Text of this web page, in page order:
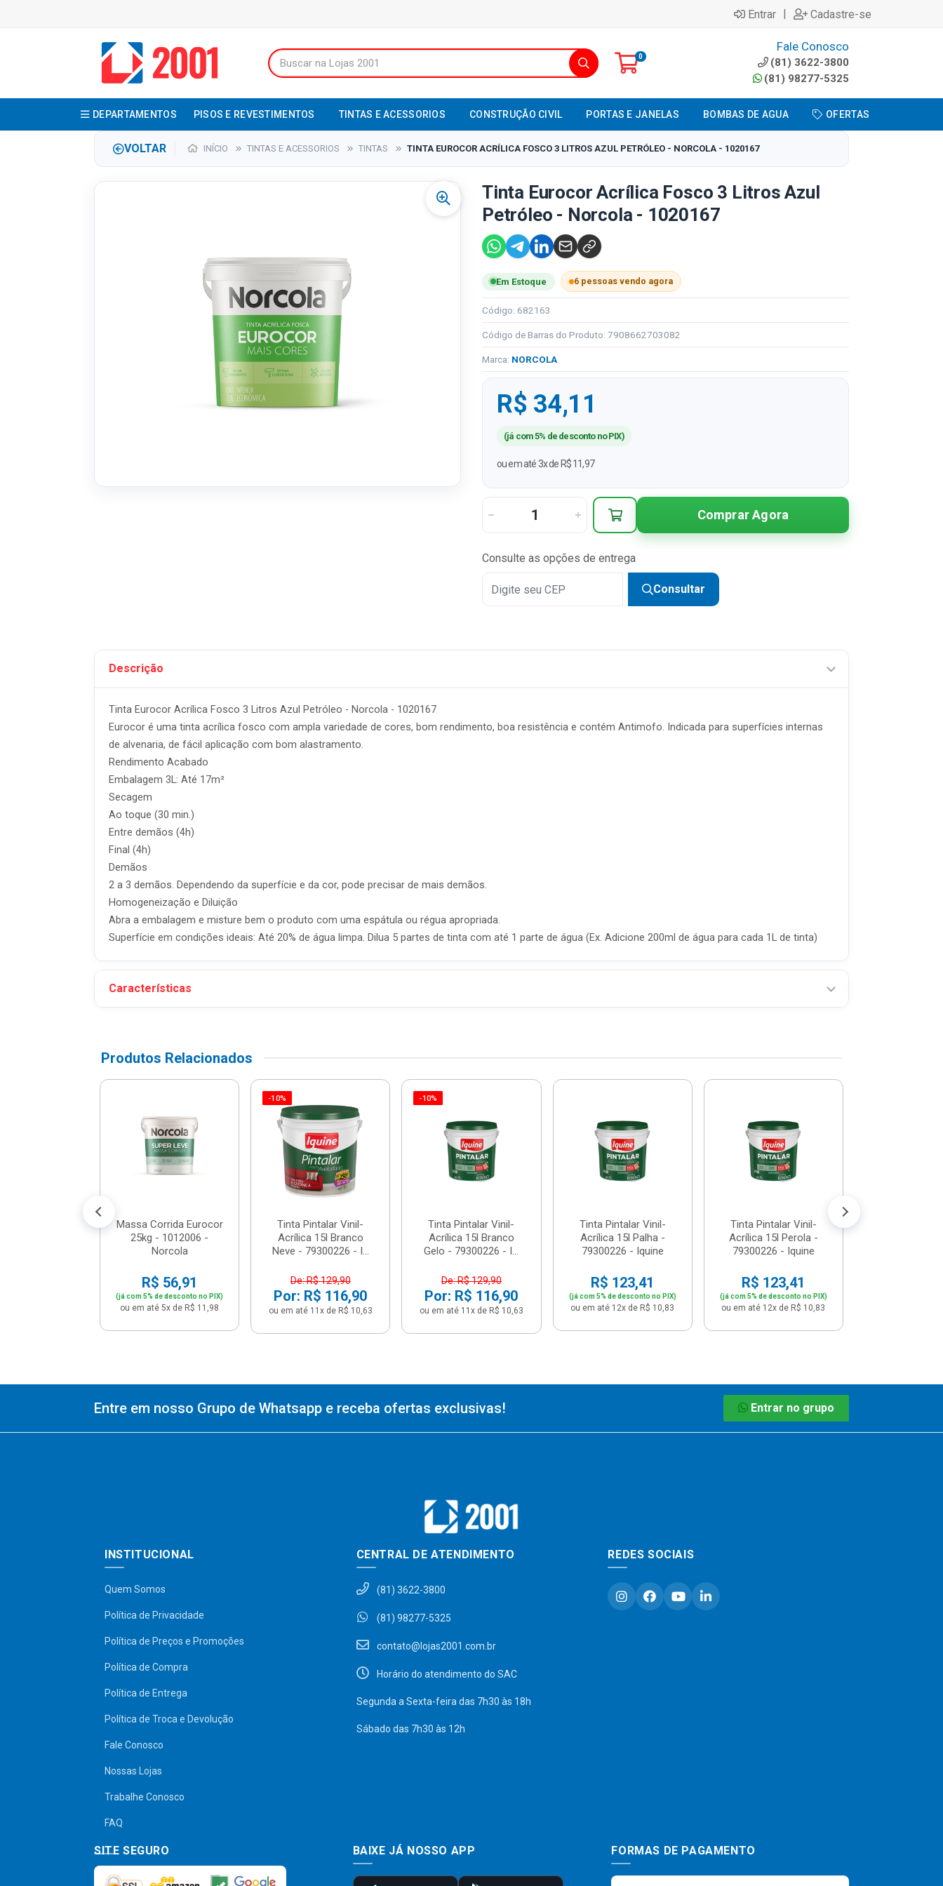
Entrar | Cadastre-se
0
Fale Conosco
(81) 3622-3800
(81) 98277-5325
DEPARTAMENTOS PISOS E REVESTIMENTOS TINTAS E ACESSORIOS CONSTRUÇÃO CIVIL PORTAS E JANELAS BOMBAS DE AGUA OFERTAS
VOLTAR INÍCIO TINTAS E ACESSORIOS TINTAS TINTA EUROCOR ACRÍLICA FOSCO 3 LITROS AZUL PETRÓLEO - NORCOLA - 1020167
Tinta Eurocor Acrílica Fosco 3 Litros Azul
Petróleo - Norcola - 1020167
Em Estoque 6 pessoas vendo agora
Código: 682163
Código de Barras do Produto: 7908662703082
Marca: NORCOLA
R$ 34,11
(já com 5% de desconto no PIX)
ou em até 3x de R$ 11,97
Comprar Agora
Consulte as opções de entrega
Consultar
Descrição
Tinta Eurocor Acrílica Fosco 3 Litros Azul Petróleo - Norcola - 1020167
Eurocor é uma tinta acrílica fosco com ampla variedade de cores, bom rendimento, boa resistência e contém Antimofo. Indicada para superfícies internas
de alvenaria, de fácil aplicação com bom alastramento.
Rendimento Acabado
Embalagem 3L: Até 17m²
Secagem
Ao toque (30 min.)
Entre demãos (4h)
Final (4h)
Demãos
2 a 3 demãos. Dependendo da superfície e da cor, pode precisar de mais demãos.
Homogeneização e Diluição
Abra a embalagem e misture bem o produto com uma espátula ou régua apropriada.
Superfície em condições ideais: Até 20% de água limpa. Dilua 5 partes de tinta com até 1 parte de água (Ex. Adicione 200ml de água para cada 1L de tinta)
Características
Produtos Relacionados
Massa Corrida Eurocor
25kg - 1012006 -
Norcola
R$ 56,91
(já com 5% de desconto no PIX)
ou em até 5x de R$ 11,98
-10%
Tinta Pintalar Vinil-
Acrílica 15l Branco
Neve - 79300226 - I...
De: R$ 129,90
Por: R$ 116,90
ou em até 11x de R$ 10,63
-10%
Tinta Pintalar Vinil-
Acrílica 15l Branco
Gelo - 79300226 - I...
De: R$ 129,90
Por: R$ 116,90
ou em até 11x de R$ 10,63
Tinta Pintalar Vinil-
Acrílica 15l Palha -
79300226 - Iquine
R$ 123,41
(já com 5% de desconto no PIX)
ou em até 12x de R$ 10,83
Tinta Pintalar Vinil-
Acrílica 15l Perola -
79300226 - Iquine
R$ 123,41
(já com 5% de desconto no PIX)
ou em até 12x de R$ 10,83
Entre em nosso Grupo de Whatsapp e receba ofertas exclusivas! Entrar no grupo
INSTITUCIONAL
Quem Somos
Política de Privacidade
Política de Preços e Promoções
Política de Compra
Política de Entrega
Política de Troca e Devolução
Fale Conosco
Nossas Lojas
Trabalhe Conosco
FAQ
CENTRAL DE ATENDIMENTO
(81) 3622-3800
(81) 98277-5325
contato@lojas2001.com.br
Horário do atendimento do SAC
Segunda a Sexta-feira das 7h30 às 18h
Sábado das 7h30 às 12h
REDES SOCIAIS
SITE SEGURO BAIXE JÁ NOSSO APP FORMAS DE PAGAMENTO